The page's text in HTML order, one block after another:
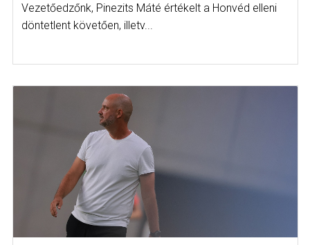
Vezetőedzőnk, Pinezits Máté értékelt a Honvéd elleni
döntetlent követően, illetv...